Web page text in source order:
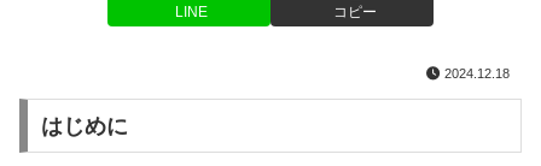
LINE コピー
2024.12.18
はじめに